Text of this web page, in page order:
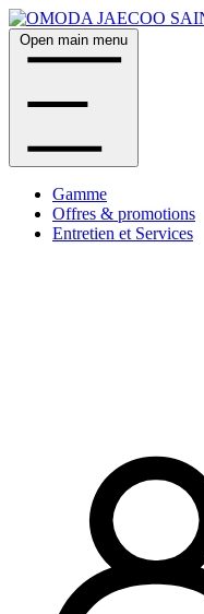
Open main menu
Gamme
Offres & promotions
Entretien et Services